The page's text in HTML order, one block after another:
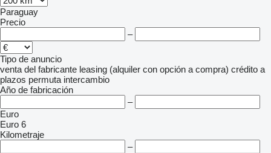
Paraguay
Precio
–
Tipo de anuncio
venta del fabricante leasing (alquiler con opción a compra) crédito a
plazos permuta intercambio
Año de fabricación
–
Euro
Euro 6
Kilometraje
–